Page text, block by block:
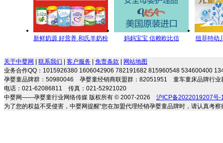
新鲜奶源 好营养 和氏羊奶粉
妈妈宝宝 信赖欧比信
纽菲特幼
关于中婴网 | 联系我们 | 客户服务 | 免责条款 | 网站地图
业务合作QQ：1015926380 1606042906 782191682 815960548 534600400
孕婴童品牌群：50980046 孕婴童经销商联盟群：82051951 童车童床品牌行
电话：021-62086811 传真：021-52921020
中婴网——孕婴童行业网络传媒 版权所有 © 2007-2026 沪ICP备2022019207号-
为了您的权益不受侵害，中婴网提醒“您在加盟代理经销孕婴童品牌时，请认真考